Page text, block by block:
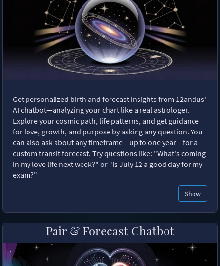
Get personalized birth and forecast insights from 12andus'
AI chatbot—analyzing your chart like a real astrologer.
Explore your cosmic path, life patterns, and get guidance
for love, growth, and purpose by asking any question. You
can also ask about any timeframe—up to one year—for a
custom transit forecast. Try questions like: "What's coming
in my love life next week?" or "Is July 12 a good day for my
exam?"
Show
Pair & Forecast Chatbot